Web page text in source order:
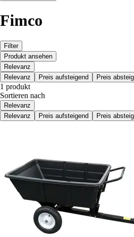
Fimco
Filter
Produkt ansehen
Relevanz
Relevanz
Preis aufsteigend Preis
1 produkt
Sortieren nach
Relevanz
Relevanz
Preis aufsteigend Preis